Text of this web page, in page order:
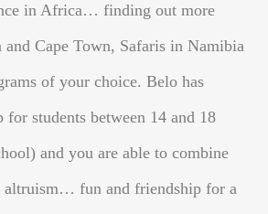
in Africa… finding out more
Cape Town, Safaris in Namibia
of your choice. Belo has
for students between 14 and 18
and you are able to combine
altruism… fun and friendship for a